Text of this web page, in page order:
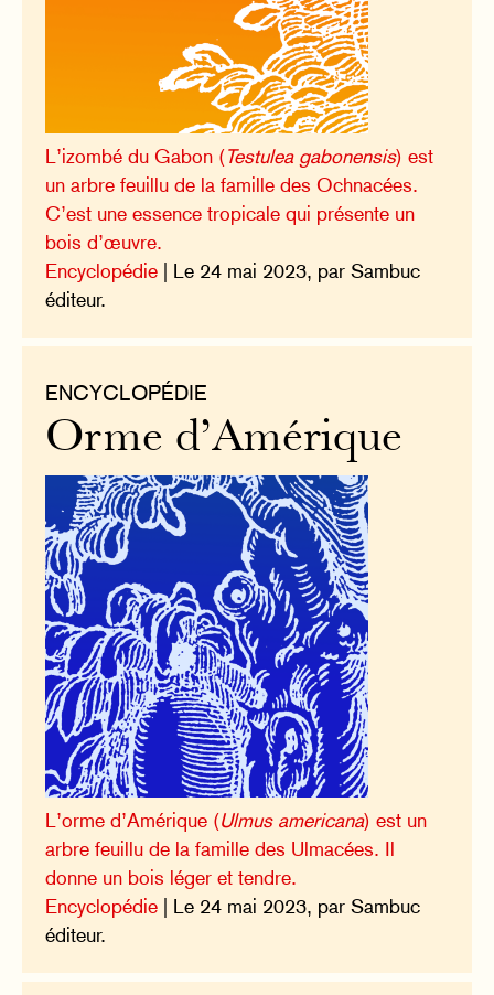
L’izombé du Gabon (Testulea gabonensis) est
un arbre feuillu de la famille des Ochnacées.
C’est une essence tropicale qui présente un
bois d’œuvre.
Encyclopédie | Le 24 mai 2023, par Sambuc
éditeur.
ENCYCLOPÉDIE
Orme d’Amérique
L’orme d’Amérique (Ulmus americana) est un
arbre feuillu de la famille des Ulmacées. Il
donne un bois léger et tendre.
Encyclopédie | Le 24 mai 2023, par Sambuc
éditeur.